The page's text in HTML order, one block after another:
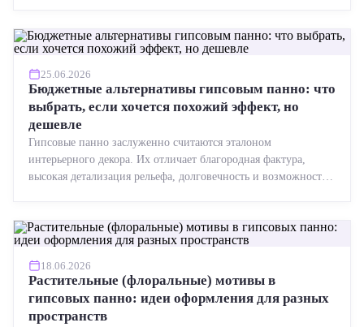
25.06.2026
Бюджетные альтернативы гипсовым панно: что
выбрать, если хочется похожий эффект, но
дешевле
Гипсовые панно заслуженно считаются эталоном
интерьерного декора. Их отличает благородная фактура,
высокая детализация рельефа, долговечность и возможность
18.06.2026
Растительные (флоральные) мотивы в
гипсовых панно: идеи оформления для разных
пространств